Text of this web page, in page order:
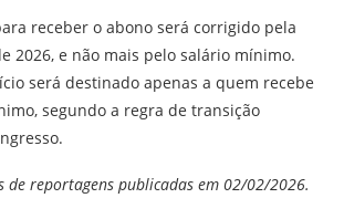
receber o abono será corrigido pela
2026, e não mais pelo salário mínimo.
será destinado apenas a quem recebe
segundo a regra de transição
de reportagens publicadas em 02/02/2026.